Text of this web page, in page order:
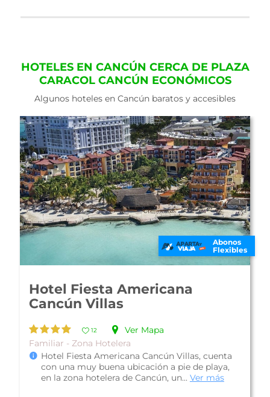
HOTELES EN CANCÚN CERCA DE PLAZA
CARACOL CANCÚN ECONÓMICOS
Algunos hoteles en Cancún baratos y accesibles
En Oferta
Abonos
Flexibles
Hotel Riu Palace Las Américas
De Lujo - Zona Hotelera
Situado en Punta Cancún, en el kilometro 8.5
de la zona hotelera, el Hotel Riu Palace Las
Américas, es una opción interesa...Ver más